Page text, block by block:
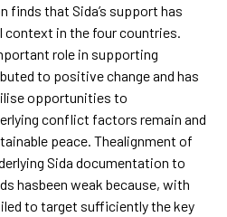
finds that Sida’s support has
context in the four countries.
role in supporting
to positive change and has
opportunities to
conflict factors remain and
peace. Thealignment of
Sida documentation to
hasbeen weak because, with
to target sufficiently the key